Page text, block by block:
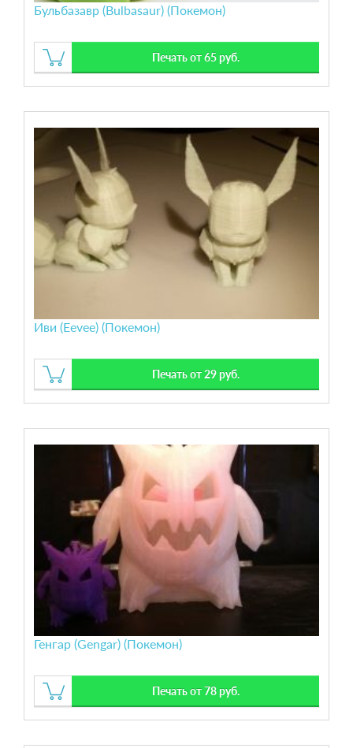
Бульбазавр (Bulbasaur) (Покемон)
Печать от 65 руб.
Иви (Eevee) (Покемон)
Печать от 29 руб.
Генгар (Gengar) (Покемон)
Печать от 78 руб.